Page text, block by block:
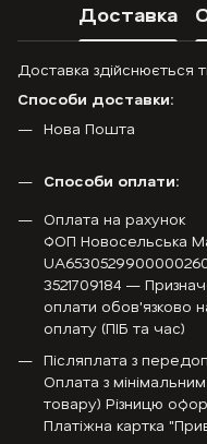
Доставка
Доставка здійснюється
Способи доставки:
Нова Пошта
Способи оплати:
Оплата на рахунок
ФОП Новосельська
3521709184 —
оплати обов'язково
оплату (ПІБ та час)
Післяплата з
Оплата з
товару) Різницю
Платіжна картка